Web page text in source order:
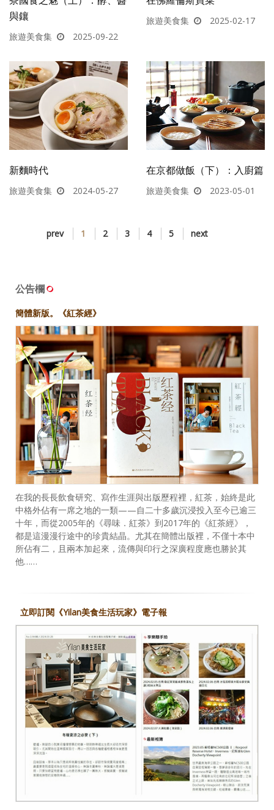
與鑲
旅遊美食集 2025-09-22
旅遊美食集 2025-02-17
新麵時代
旅遊美食集 2024-05-27
在京都做飯（下）：入廚篇
旅遊美食集 2023-05-01
prev 1 2 3 4 5 next
公告欄
簡體新版。《紅茶經》
在我的長長飲食研究、寫作生涯與出版歷程裡，紅茶，始終是此
中格外佔有一席之地的一類——自二十多歲沉浸投入至今已逾三
十年，而從2005年的《尋味．紅茶》到2017年的《紅茶經》，
都是這漫漫行途中的珍貴結晶。尤其在簡體出版裡，不僅十本中
所佔有二，且兩本加起來，流傳與印行之深廣程度應也勝於其
他……
立即訂閱《Yilan美食生活玩家》電子報